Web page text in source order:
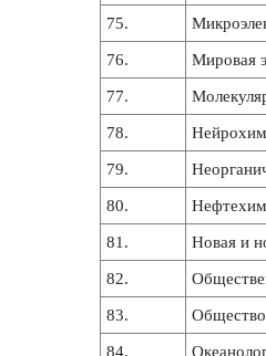
75.
76. Мировая
77.
78.
79.
80.
81. Новая и
82.
83.
84.